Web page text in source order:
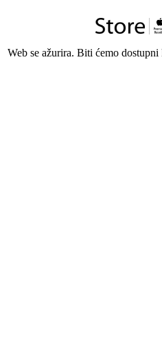
Web se ažurira. Biti ćemo